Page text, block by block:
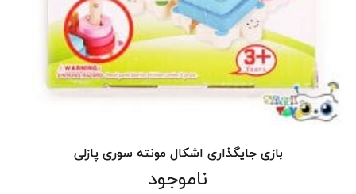
بازی جایگذاری اشکال مونته سوری پازلی
ناموجود